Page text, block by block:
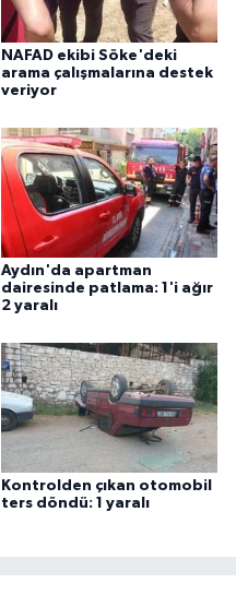
NAFAD ekibi Söke'deki
arama çalışmalarına destek
veriyor
Aydın'da apartman
dairesinde patlama: 1'i ağır
2 yaralı
Kontrolden çıkan otomobil
ters döndü: 1 yaralı